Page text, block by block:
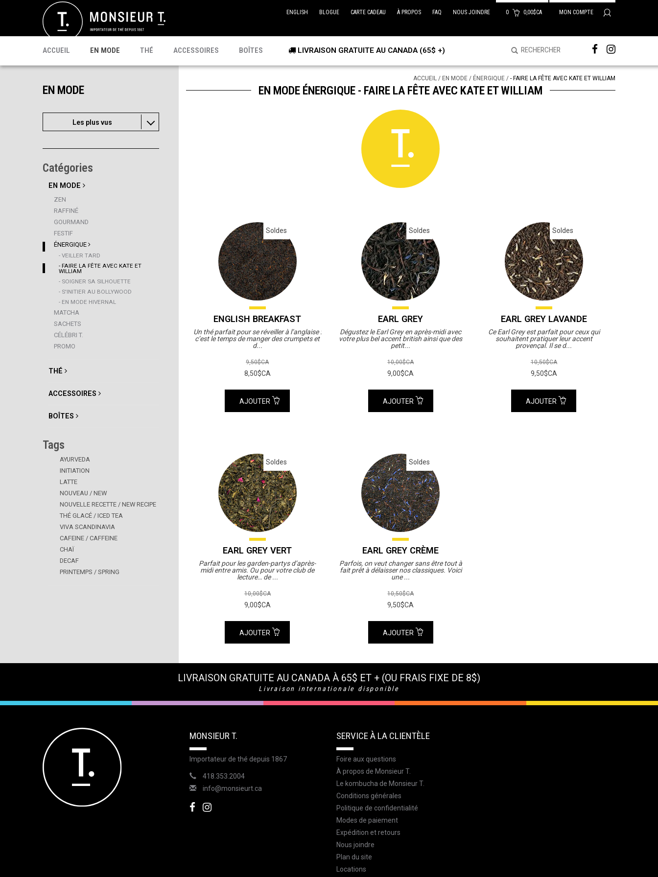
0 0,00$CA MON COMPTE
ENGLISH BLOGUE CARTE CADEAU À PROPOS FAQ NOUS JOINDRE
ACCUEIL EN MODE
CÉLÉBRI T.
PROMO
THÉ
PU'ERH
MATCHA
KOMBUCHA
PRÊT À BOIRE
ACCESSOIRES BOÎTES LIVRAISON GRATUITE AU CANADA (65$ +)
EN MODE
Les plus vus
Catégories
EN MODE
ZEN
RAFFINÉ
GOURMAND
FESTIF
ÉNERGIQUE
- VEILLER TARD
- FAIRE LA FÊTE AVEC KATE ET
WILLIAM
- SOIGNER SA SILHOUETTE
- S'INITIER AU BOLLYWOOD
- EN MODE HIVERNAL
MATCHA
SACHETS
CÉLÉBRI T.
PROMO
THÉ
ACCESSOIRES
BOÎTES
Tags
AYURVEDA
INITIATION
LATTE
NOUVEAU / NEW
NOUVELLE RECETTE / NEW RECIPE
THÉ GLACÉ / ICED TEA
VIVA SCANDINAVIA
CAFEINE / CAFFEINE
CHAÏ
DECAF
PRINTEMPS / SPRING
ACCUEIL / EN MODE / ÉNERGIQUE / - FAIRE LA FÊTE AVEC KATE ET WILLIAM
EN MODE ÉNERGIQUE - FAIRE LA FÊTE AVEC KATE ET WILLIAM
Soldes
ENGLISH BREAKFAST
Un thé parfait pour se réveiller à l’anglaise :
c’est le temps de manger des crumpets et
d...
9,50$CA
8,50$CA
AJOUTER
Soldes
EARL GREY
Dégustez le Earl Grey en après-midi avec
votre plus bel accent british ainsi que des
petit...
10,00$CA
9,00$CA
AJOUTER
Soldes
EARL GREY LAVANDE
Ce Earl Grey est parfait pour ceux qui
souhaitent pratiquer leur accent
provençal. Il se d...
10,50$CA
9,50$CA
AJOUTER
Soldes
EARL GREY VERT
Parfait pour les garden-partys d’après-
midi entre amis. Ou pour votre club de
lecture… de ...
10,00$CA
9,00$CA
AJOUTER
Soldes
EARL GREY CRÈME
Parfois, on veut changer sans être tout à
fait prêt à délaisser nos classiques. Voici
une ...
10,50$CA
9,50$CA
AJOUTER
LIVRAISON GRATUITE AU CANADA À 65$ ET + (OU FRAIS FIXE DE 8$)
Livraison internationale disponible
MONSIEUR T.
Importateur de thé depuis 1867
418.353.2004
info@monsieurt.ca
SERVICE À LA CLIENTÈLE
Foire aux questions
À propos de Monsieur T.
Le kombucha de Monsieur T.
Conditions générales
Politique de confidentialité
Modes de paiement
Expédition et retours
Nous joindre
Plan du site
Locations